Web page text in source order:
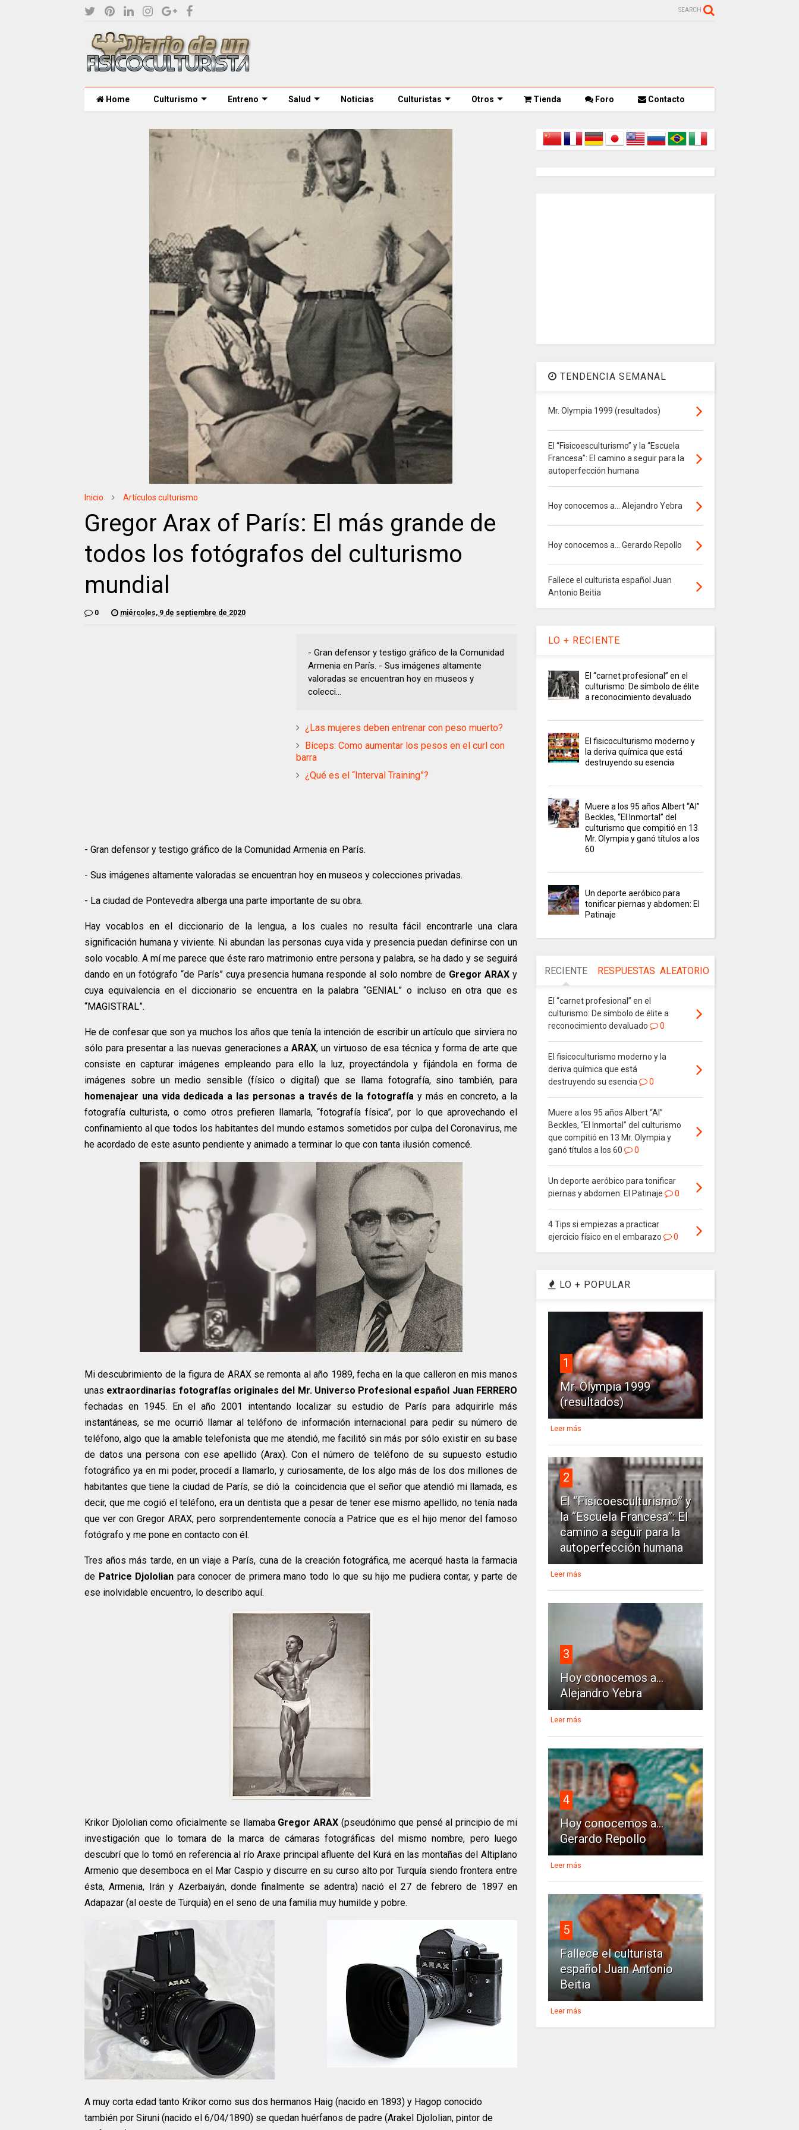
SEARCH
Home Culturismo Entreno Salud Noticias Culturistas Otros Tienda Foro Contacto
Inicio Artículos culturismo
Gregor Arax of París: El más grande de
todos los fotógrafos del culturismo
mundial
0 miércoles, 9 de septiembre de 2020
- Gran defensor y testigo gráfico de la Comunidad
Armenia en París. - Sus imágenes altamente
valoradas se encuentran hoy en museos y
colecci...
¿Las mujeres deben entrenar con peso muerto?
Bíceps: Como aumentar los pesos en el curl con
barra
¿Qué es el “Interval Training”?
- Gran defensor y testigo gráfico de la Comunidad Armenia en París.
- Sus imágenes altamente valoradas se encuentran hoy en museos y colecciones privadas.
- La ciudad de Pontevedra alberga una parte importante de su obra.
Hay vocablos en el diccionario de la lengua, a los cuales no resulta fácil encontrarle una clara
significación humana y viviente. Ni abundan las personas cuya vida y presencia puedan definirse con un
solo vocablo. A mí me parece que éste raro matrimonio entre persona y palabra, se ha dado y se seguirá
dando en un fotógrafo “de París” cuya presencia humana responde al solo nombre de Gregor ARAX y
cuya equivalencia en el diccionario se encuentra en la palabra “GENIAL” o incluso en otra que es
“MAGISTRAL”.
He de confesar que son ya muchos los años que tenía la intención de escribir un artículo que sirviera no
sólo para presentar a las nuevas generaciones aARAX, un virtuoso de esa técnica y forma de arte que
consiste en capturar imágenes empleando para ello la luz, proyectándola y fijándola en forma de
imágenes sobre un medio sensible (físico o digital) que se llama fotografía, sino también, para
homenajear una vida dedicada a las personas a través de la fotografía y más en concreto, a la
fotografía culturista, o como otros prefieren llamarla, “fotografía física”, por lo que aprovechando el
confinamiento al que todos los habitantes del mundo estamos sometidos por culpa del Coronavirus, me
he acordado de este asunto pendiente y animado a terminar lo que con tanta ilusión comencé.
Mi descubrimiento de la figura de ARAX se remonta al año 1989, fecha en la que calleron en mis manos
unas extraordinarias fotografías originales del Mr. Universo Profesional español Juan FERRERO
fechadas en 1945. En el año 2001 intentando localizar su estudio de París para adquirirle más
instantáneas, se me ocurrió llamar al teléfono de información internacional para pedir su número de
teléfono, algo que la amable telefonista que me atendió, me facilitó sin más por sólo existir en su base
de datos una persona con ese apellido (Arax). Con el número de teléfono de su supuesto estudio
fotográfico ya en mi poder, procedí a llamarlo, y curiosamente, de los algo más de los dos millones de
habitantes que tiene la ciudad de París, se dió la coincidencia que el señor que atendió mi llamada, es
decir, que me cogió el teléfono, era un dentista que a pesar de tener ese mismo apellido, no tenía nada
que ver con Gregor ARAX, pero sorprendentemente conocía a Patrice que es el hijo menor del famoso
fotógrafo y me pone en contacto con él.
Tres años más tarde, en un viaje a París, cuna de la creación fotográfica, me acerqué hasta la farmacia
de Patrice Djololian para conocer de primera mano todo lo que su hijo me pudiera contar, y parte de
ese inolvidable encuentro, lo describo aquí.
Krikor Djololian como oficialmente se llamaba Gregor ARAX (pseudónimo que pensé al principio de mi
investigación que lo tomara de la marca de cámaras fotográficas del mismo nombre, pero luego
descubrí que lo tomó en referencia al río Araxe principal afluente del Kurá en las montañas del Altiplano
Armenio que desemboca en el Mar Caspio y discurre en su curso alto por Turquía siendo frontera entre
ésta, Armenia, Irán y Azerbaiyán, donde finalmente se adentra) nació el 27 de febrero de 1897 en
Adapazar (al oeste de Turquía) en el seno de una familia muy humilde y pobre.
A muy corta edad tanto Krikor como sus dos hermanos Haig (nacido en 1893) y Hagop conocido
también por Siruni (nacido el 6/04/1890) se quedan huérfanos de padre (Arakel Djololian, pintor de
TENDENCIA SEMANAL
Mr. Olympia 1999 (resultados)
El “Fisicoesculturismo” y la “Escuela
Francesa”: El camino a seguir para la
autoperfección humana
Hoy conocemos a... Alejandro Yebra
Hoy conocemos a... Gerardo Repollo
Fallece el culturista español Juan
Antonio Beitia
LO + RECIENTE
El “carnet profesional” en el
culturismo: De símbolo de élite
a reconocimiento devaluado
El fisicoculturismo moderno y
la deriva química que está
destruyendo su esencia
Muere a los 95 años Albert “Al”
Beckles, “El Inmortal” del
culturismo que compitió en 13
Mr. Olympia y ganó títulos a los
60
Un deporte aeróbico para
tonificar piernas y abdomen: El
Patinaje
RECIENTE RESPUESTAS ALEATORIO
El “carnet profesional” en el
culturismo: De símbolo de élite a
reconocimiento devaluado
0
El fisicoculturismo moderno y la
deriva química que está
destruyendo su esencia
0
Muere a los 95 años Albert “Al”
Beckles, “El Inmortal” del culturismo
que compitió en 13 Mr. Olympia y
ganó títulos a los 60
0
Un deporte aeróbico para tonificar
piernas y abdomen: El Patinaje
0
4 Tips si empiezas a practicar
ejercicio físico en el embarazo
0
LO + POPULAR
1
Mr. Olympia 1999
(resultados)
Leer más
2
El “Fisicoesculturismo” y
la “Escuela Francesa”: El
camino a seguir para la
autoperfección humana
Leer más
3
Hoy conocemos a...
Alejandro Yebra
Leer más
4
Hoy conocemos a...
Gerardo Repollo
Leer más
5
Fallece el culturista
español Juan Antonio
Beitia
Leer más